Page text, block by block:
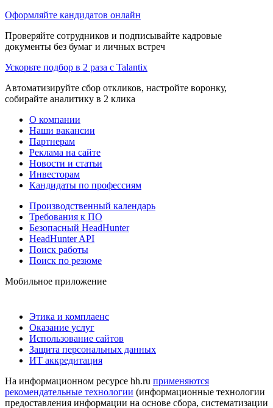
Оформляйте кандидатов онлайн
Проверяйте сотрудников и подписывайте кадровые
документы без бумаг и личных встреч
Ускорьте подбор в 2 раза с Talantix
Автоматизируйте сбор откликов, настройте воронку,
собирайте аналитику в 2 клика
О компании
Наши вакансии
Партнерам
Реклама на сайте
Новости и статьи
Инвесторам
Кандидаты по профессиям
Производственный календарь
Требования к ПО
Безопасный HeadHunter
HeadHunter API
Поиск работы
Поиск по резюме
Мобильное приложение
Этика и комплаенс
Оказание услуг
Использование сайтов
Защита персональных данных
ИТ аккредитация
На информационном ресурсе hh.ru применяются
рекомендательные технологии (информационные технологии
предоставления информации на основе сбора, систематизации